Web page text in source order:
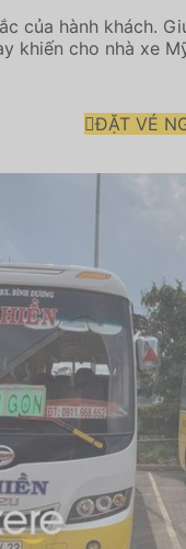
của hành khách.
khiến cho nhà xe
ĐẶT VÉ